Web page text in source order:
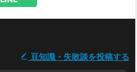
豆知識・失敗談を投稿する